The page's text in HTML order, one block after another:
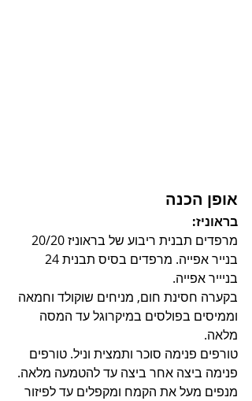
אופן הכנה
בראוניז:
בניייר אפייה.
בקערה חסינת חום, מניחים שוקולד וחמאה
וממיסים בפולסים במיקרוגל עד המסה
מלאה.
טורפים פנימה סוכר ותמצית וניל. טורפים
פנימה ביצה אחר ביצה עד להטמעה מלאה.
מנפים מעל את הקמח ומקפלים עד לפיזור